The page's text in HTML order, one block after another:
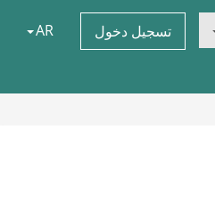
تسجيل دخول AR